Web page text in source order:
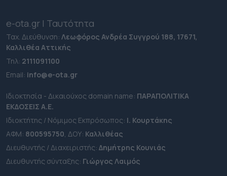
e-ota.gr | Ταυτότητα
Ταχ. Διεύθυνση: Λεωφόρος Ανδρέα Συγγρού 188, 17671,
Καλλιθέα Αττικής
Τηλ: 2111091100
Εmail: info@e-ota.gr
Ιδιοκτησία - Δικαιούχος domain name: ΠΑΡΑΠΟΛΙΤΙΚΑ
ΕΚΔΟΣΕΙΣ A.E.
Ιδιοκτήτης / Νόμιμος Εκπρόσωπος: Ι. Κουρτάκης
ΑΦΜ: 800595750, ΔΟΥ: Καλλιθέας
Διευθυντής / Διαχειριστής: Δημήτρης Κουνιάς
Διευθυντής σύνταξης: Γιώργος Λαιμός